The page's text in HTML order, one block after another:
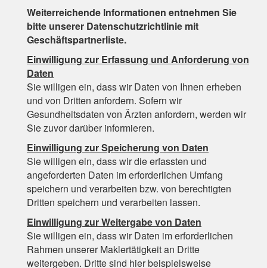
Weiterreichende Informationen entnehmen Sie
bitte unserer Datenschutzrichtlinie mit
Geschäftspartnerliste.
Einwilligung zur Erfassung und Anforderung von
Daten
Sie willigen ein, dass wir Daten von Ihnen erheben
und von Dritten anfordern. Sofern wir
Gesundheitsdaten von Ärzten anfordern, werden wir
Sie zuvor darüber informieren.
Einwilligung zur Speicherung von Daten
Sie willigen ein, dass wir die erfassten und
angeforderten Daten im erforderlichen Umfang
speichern und verarbeiten bzw. von berechtigten
Dritten speichern und verarbeiten lassen.
Einwilligung zur Weitergabe von Daten
Sie willigen ein, dass wir Daten im erforderlichen
Rahmen unserer Maklertätigkeit an Dritte
weitergeben. Dritte sind hier beispielsweise